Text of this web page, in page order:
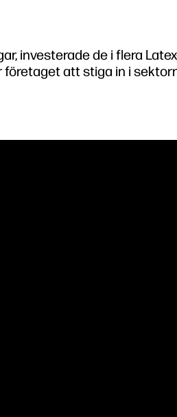
investerade de i flera
företaget att stiga in i